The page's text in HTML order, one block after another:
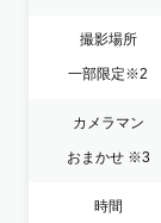
撮影場所
一部限定※2
カメラマン
おまかせ ※3
時間